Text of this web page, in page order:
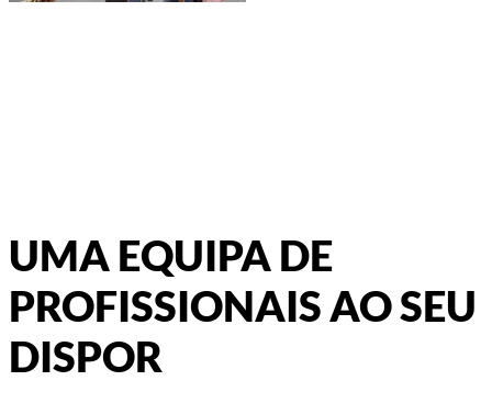
UMA EQUIPA DE
PROFISSIONAIS AO SEU
DISPOR